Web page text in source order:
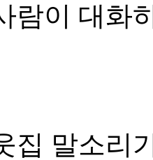
람이 대화
집 말소리